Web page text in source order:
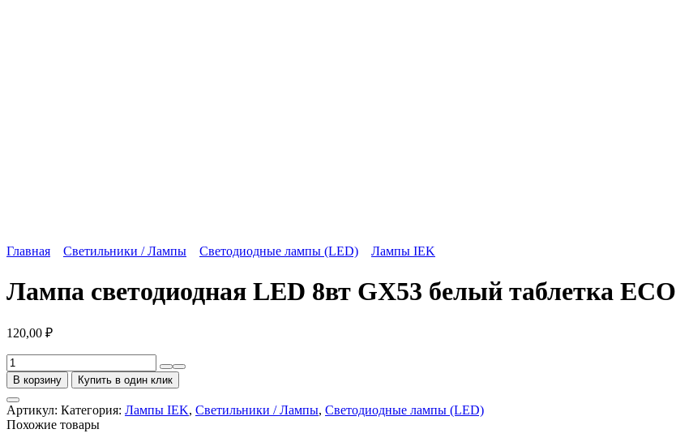
Главная Светильники / Лампы Светодиодные лампы (LED) Лампы IEK
Лампа светодиодная LED 8вт GX53 белый таблетка ECO
120,00 ₽
Количество
товара
Лампа
светодиодная
LED
8вт
В корзину Купить в один клик
Артикул: Категория: Лампы IEK, Светильники / Лампы, Светодиодные лампы (LED)
Похожие товары